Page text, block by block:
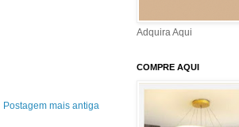
Postagem mais antiga
Adquira Aqui
COMPRE AQUI